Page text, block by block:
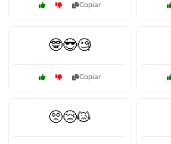
Copiar
🤓😎🧐
Copiar
🥺😢😿